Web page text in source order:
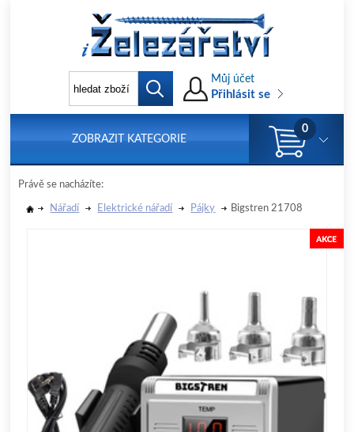
Můj účet
Přihlásit se
ZOBRAZIT KATEGORIE
0
Právě se nacházíte:
Nářadí Elektrické nářadí Pájky Bigstren 21708